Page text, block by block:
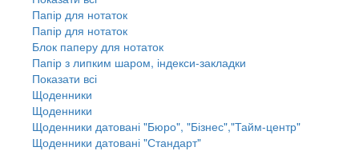
Папір для нотаток
Папір для нотаток
Блок паперу для нотаток
Папір з липким шаром, індекси-закладки
Показати всі
Щоденники
Щоденники
Щоденники датовані "Бюро", "Бізнес","Тайм-центр"
Щоденники датовані "Стандарт"